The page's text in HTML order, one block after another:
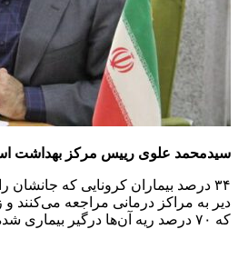
علوی رییس مرکز بهداشت استان
درصد بیماران کرونایی که جانشان را از
مراکز درمانی مراجعه می‌کنند و